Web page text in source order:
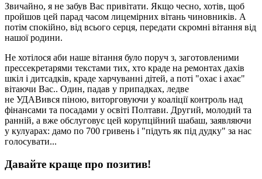
Звичайно, я не забув Вас привітати. Якщо чесно, хотів, щоб
пройшов цей парад часом лицемірних вітань чиновників. А
потім спокійно, від всього серця, передати скромні вітання від
нашої родини.
Не хотілося аби наше вітання було поруч з, заготовленими
прессекретарями текстами тих, хто краде на ремонтах дахів
шкіл і дитсадків, краде харчуванні дітей, а поті "охає і ахає"
вітаючи Вас.. Один, падав у припадках, ледве
не УДАВився піною, виторговуючи у коаліції контроль над
фінансами та посадами у освіті Полтави. Другий, молодий та
ранній, а вже обслуговує цей корупційний шабаш, заявляючи
у кулуарах: дамо по 700 гривень і "підуть як під дудку" за нас
голосувати...
Давайте краще про позитив!